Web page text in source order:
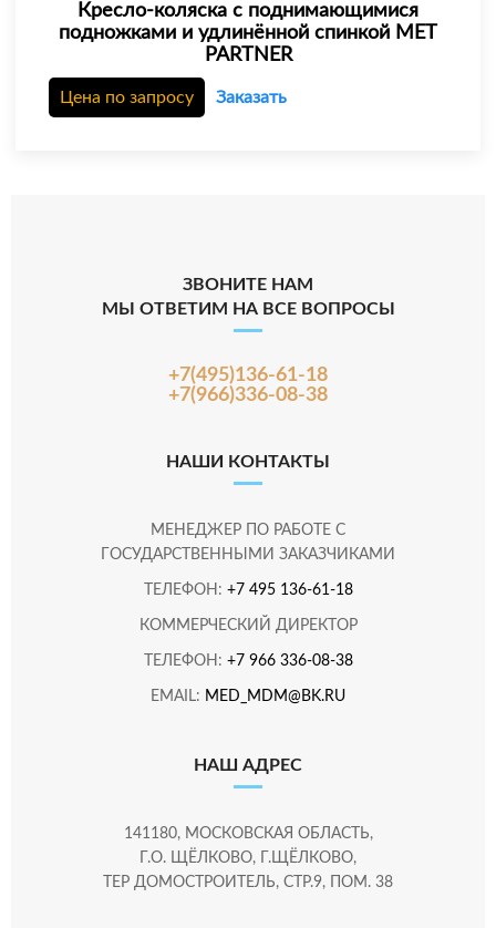
Кресло-коляска c поднимающимися
подножками и удлинённой спинкой МЕТ
PARTNER
Цена по запросу Заказать
ЗВОНИТЕ НАМ
МЫ ОТВЕТИМ НА ВСЕ ВОПРОСЫ
+7(495)136-61-18
+7(966)336-08-38
НАШИ КОНТАКТЫ
МЕНЕДЖЕР ПО РАБОТЕ С
ГОСУДАРСТВЕННЫМИ ЗАКАЗЧИКАМИ
ТЕЛЕФОН: +7 495 136-61-18
КОММЕРЧЕСКИЙ ДИРЕКТОР
ТЕЛЕФОН: +7 966 336-08-38
EMAIL: MED_MDM@BK.RU
НАШ АДРЕС
141180, МОСКОВСКАЯ ОБЛАСТЬ,
Г.О. ЩЁЛКОВО, Г.ЩЁЛКОВО,
ТЕР ДОМОСТРОИТЕЛЬ, СТР.9, ПОМ. 38